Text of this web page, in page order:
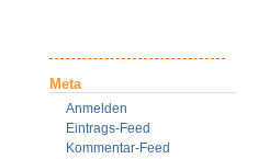
Meta
Anmelden
Eintrags-Feed
Kommentar-Feed